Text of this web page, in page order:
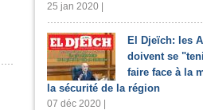
25 jan 2020 |
El Djeïch: les
doivent se
faire face à la
la sécurité de la région
07 déc 2020 |